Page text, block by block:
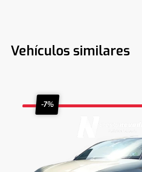
Vehículos similares
-7%